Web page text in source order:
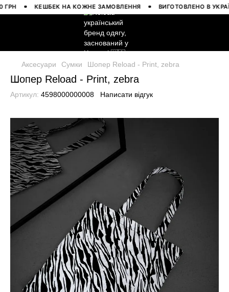
КЕШБЕК НА КОЖНЕ ЗАМОВЛЕННЯ ВИГОТОВЛЕНО В УКРАЇНІ
Аксесуари Сумки Шопер Reload - Print, zebra
Шопер Reload - Print, zebra
Артикул: 4598000000008 Написати відгук